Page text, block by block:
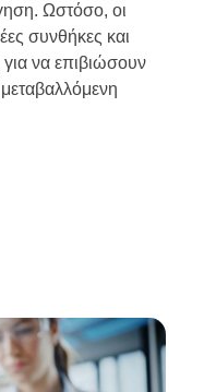
Ωστόσο, οι
συνθήκες και
για να επιβιώσουν